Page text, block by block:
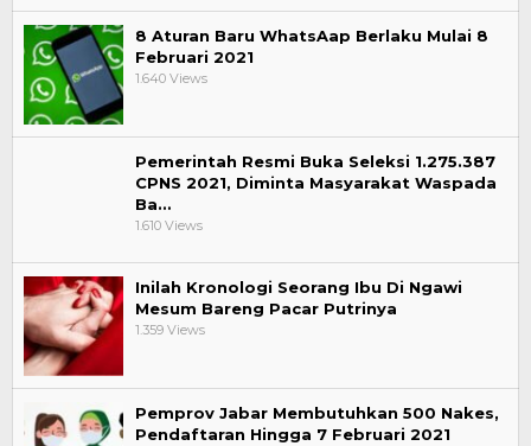
8 Aturan Baru WhatsAap Berlaku Mulai 8
Februari 2021
1.640 Views
Pemerintah Resmi Buka Seleksi 1.275.387
CPNS 2021, Diminta Masyarakat Waspada
Ba…
1.610 Views
Inilah Kronologi Seorang Ibu Di Ngawi
Mesum Bareng Pacar Putrinya
1.359 Views
Pemprov Jabar Membutuhkan 500 Nakes,
Pendaftaran Hingga 7 Februari 2021